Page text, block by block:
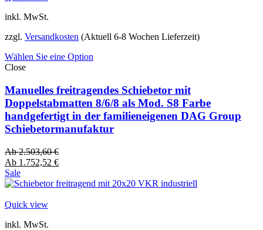
inkl. MwSt.
zzgl. Versandkosten (Aktuell 6-8 Wochen Lieferzeit)
Wählen Sie eine Option
Close
Manuelles freitragendes Schiebetor mit
Doppelstabmatten 8/6/8 als Mod. S8 Farbe
handgefertigt in der familieneigenen DAG Group
Schiebetormanufaktur
Ab2.503,60€
Ab 1.752,52 €
Sale
Quick view
inkl. MwSt.